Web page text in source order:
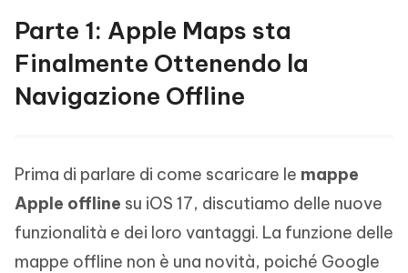
Parte 1: Apple Maps sta
Finalmente Ottenendo la
Navigazione Offline
Prima di parlare di come scaricare le mappe
Apple offline su iOS 17, discutiamo delle nuove
funzionalità e dei loro vantaggi. La funzione delle
mappe offline non è una novità, poiché Google